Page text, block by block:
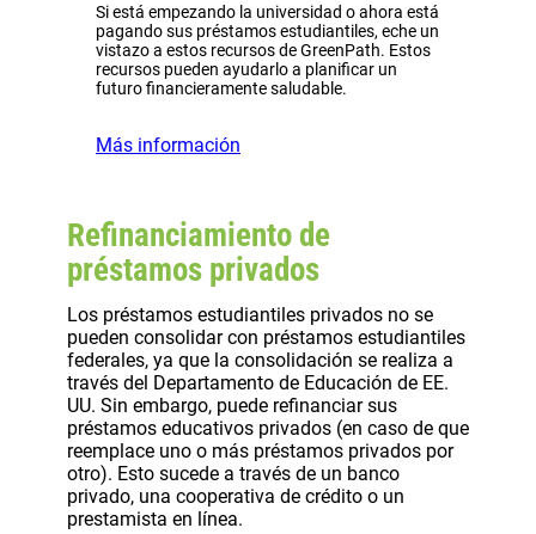
Si está empezando la universidad o ahora está
pagando sus préstamos estudiantiles, eche un
vistazo a estos recursos de GreenPath. Estos
recursos pueden ayudarlo a planificar un
futuro financieramente saludable.
Más información
Refinanciamiento de
préstamos privados
Los préstamos estudiantiles privados no se
pueden consolidar con préstamos estudiantiles
federales, ya que la consolidación se realiza a
través del Departamento de Educación de EE.
UU. Sin embargo, puede refinanciar sus
préstamos educativos privados (en caso de que
reemplace uno o más préstamos privados por
otro). Esto sucede a través de un banco
privado, una cooperativa de crédito o un
prestamista en línea.